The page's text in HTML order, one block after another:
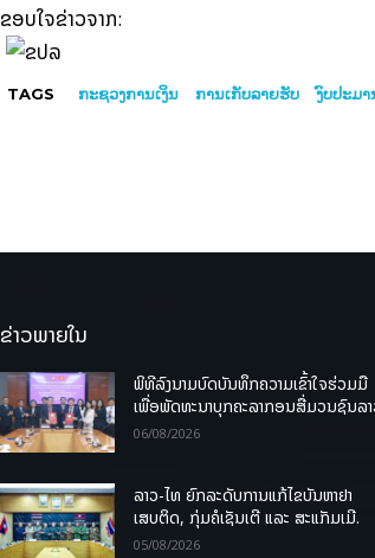
ຂອບໃຈຂ່າວຈາກ:
TAGS ກະຊວງການເງິນ ການເກັບລາຍຮັບ ງົບປະມ
ຂ່າວພາຍໃນ
ພິທີລົງນາມບົດບັນທຶກຄວາມເຂົ້າໃຈຮ່ວມມື
ເພື່ອພັດທະນາບຸກຄະລາກອນສື່ມວນຊົນລ
06/08/2026
ລາວ-ໄທ ຍົກລະດັບການແກ້ໄຂບັນຫາຢາ
ເສບຕິດ, ກຸ່ມຄໍເຊັນເຕີ ແລະ ສະແກັມເມີ.
05/08/2026